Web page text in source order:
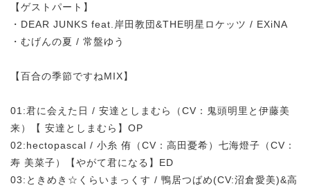
【ゲストパート】
・DEAR JUNKS feat.岸田教団&THE明星ロケッツ / EXiNA
・むげんの夏 / 常盤ゆう
【百合の季節ですねMIX】
01:君に会えた日 / 安達としまむら（CV：鬼頭明里と伊藤美
来）【 安達としまむら】OP
02:hectopascal / 小糸 侑（CV：高田憂希）七海燈子（CV：
寿 美菜子）【やがて君になる】ED
03:ときめき☆​くらいまっくす / 鴨居つばめ(CV:沼倉愛美)&高